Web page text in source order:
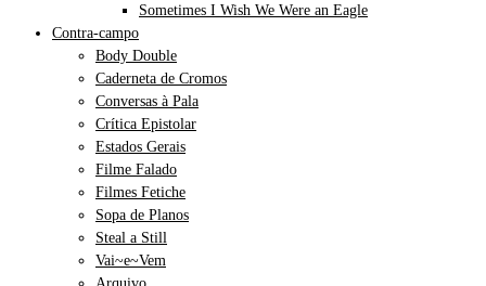
Sometimes I Wish We Were an Eagle
Contra-campo
Body Double
Caderneta de Cromos
Conversas à Pala
Crítica Epistolar
Estados Gerais
Filme Falado
Filmes Fetiche
Sopa de Planos
Steal a Still
Vai~e~Vem